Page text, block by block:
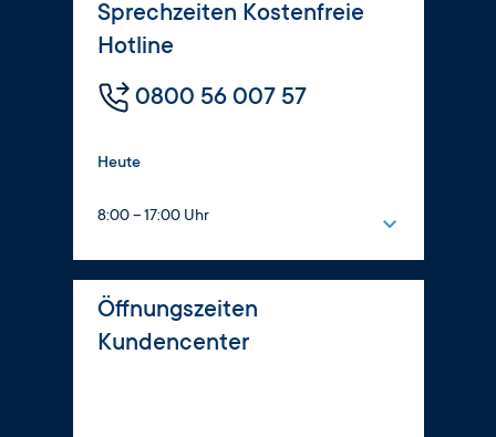
Sprechzeiten Kostenfreie
Hotline
0800 56 007 57
Heute
8:00 – 17:00 Uhr
8:00 – 16:00 Uhr
Dienstag
8:00 – 17:00 Uhr
Öffnungszeiten
Kundencenter